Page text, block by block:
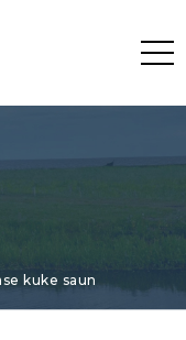
kuke saun